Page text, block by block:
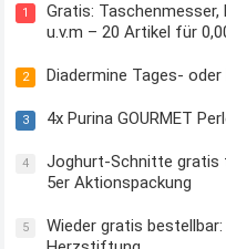
1
Gratis:
u.v.m – 20 Artikel für
2 Diadermine Tages-
3 4x Purina GOURMET
4
Joghurt-Schnitte gratis
5er Aktionspackung
5
Wieder gratis